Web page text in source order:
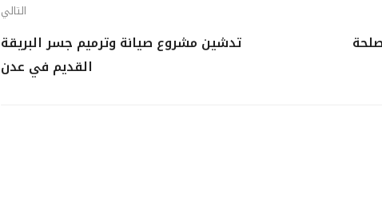
التالي
تدشين مشروع صيانة وترميم جسر البريقة
القديم في عدن